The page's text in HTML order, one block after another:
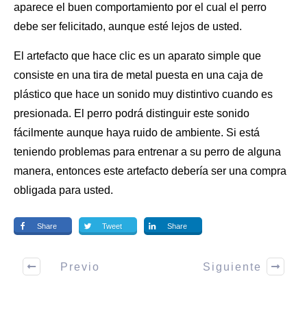
aparece el buen comportamiento por el cual el perro
debe ser felicitado, aunque esté lejos de usted.
El artefacto que hace clic es un aparato simple que
consiste en una tira de metal puesta en una caja de
plástico que hace un sonido muy distintivo cuando es
presionada. El perro podrá distinguir este sonido
fácilmente aunque haya ruido de ambiente. Si está
teniendo problemas para entrenar a su perro de alguna
manera, entonces este artefacto debería ser una compra
obligada para usted.
Share Tweet Share
Previo Siguiente